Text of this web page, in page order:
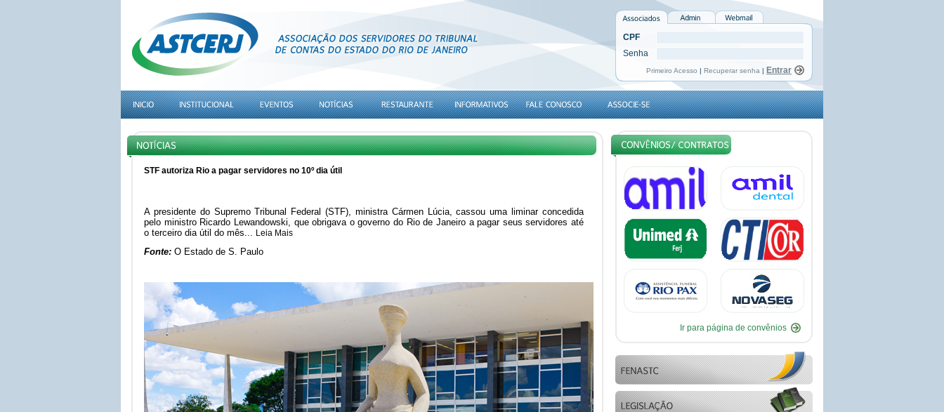
CPF
Senha
Primeiro Acesso | Recuperar senha |
STF autoriza Rio a pagar servidores no 10º dia útil
A presidente do Supremo Tribunal Federal (STF), ministra Cármen Lúcia, cassou uma liminar concedida
pelo ministro Ricardo Lewandowski, que obrigava o governo do Rio de Janeiro a pagar seus servidores até
o terceiro dia útil do mês... Leia Mais
Fonte: O Estado de S. Paulo
Ir para página de convênios